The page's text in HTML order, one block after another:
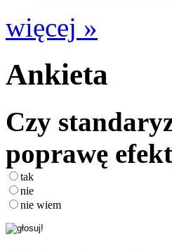
więcej »
Ankieta
Czy
poprawę
tak
nie
nie wiem